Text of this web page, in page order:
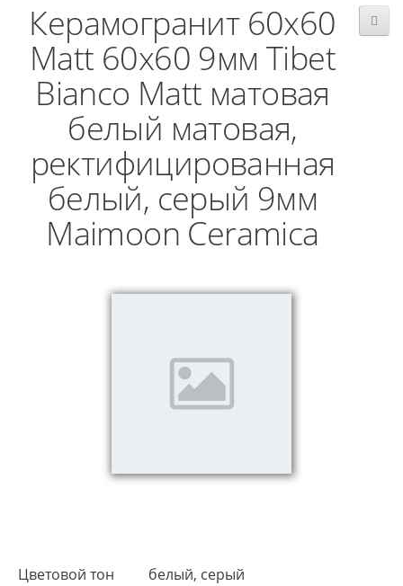
Керамогранит 60x60
Matt 60x60 9мм Tibet
Bianco Matt матовая
белый матовая,
ректифицированная
белый, серый 9мм
Maimoon Ceramica
Цветовой тон
белый, серый